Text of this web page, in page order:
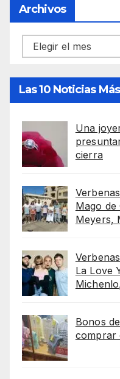
Archivos
Archivos
Las 10 Noticias
Una
cierra
Mago de
Meyers,
La Love
Bonos
comprar